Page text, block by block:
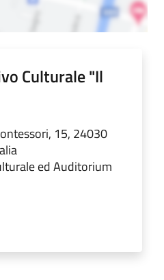
Culturale "Il
15, 24030
ed Auditorium